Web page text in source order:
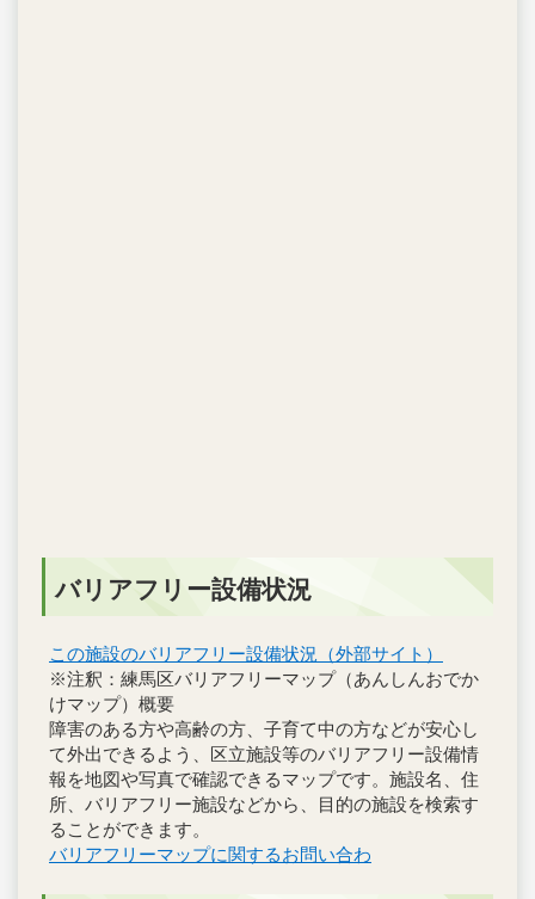
バリアフリー設備状況
この施設のバリアフリー設備状況（外部サイト）
※注釈：練馬区バリアフリーマップ（あんしんおでか
けマップ）概要
障害のある方や高齢の方、子育て中の方などが安心し
て外出できるよう、区立施設等のバリアフリー設備情
報を地図や写真で確認できるマップです。施設名、住
所、バリアフリー施設などから、目的の施設を検索す
ることができます。
バリアフリーマップに関するお問い合わ